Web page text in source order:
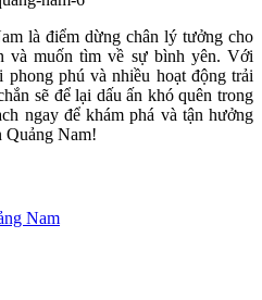
là điểm dừng chân lý tưởng cho
và muốn tìm về sự bình yên. Với
phong phú và nhiều hoạt động trải
sẽ để lại dấu ấn khó quên trong
ngay để khám phá và tận hưởng
Quảng Nam!
Nam